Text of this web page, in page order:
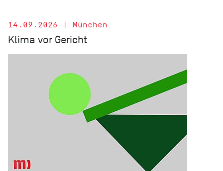
14.09.2026 | München
Klima vor Gericht